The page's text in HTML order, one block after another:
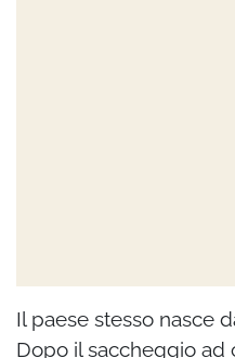
Il paese stesso nasce
Dopo il saccheggio ad